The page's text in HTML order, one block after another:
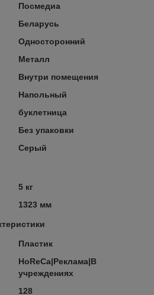
Посмедиа
Беларусь
Односторонний
Металл
Внутри помещения
Напольный
буклетница
Без упаковки
Серый
5 кг
1323 мм
Пластик
HoReCa|Реклама|В
учреждениях
128